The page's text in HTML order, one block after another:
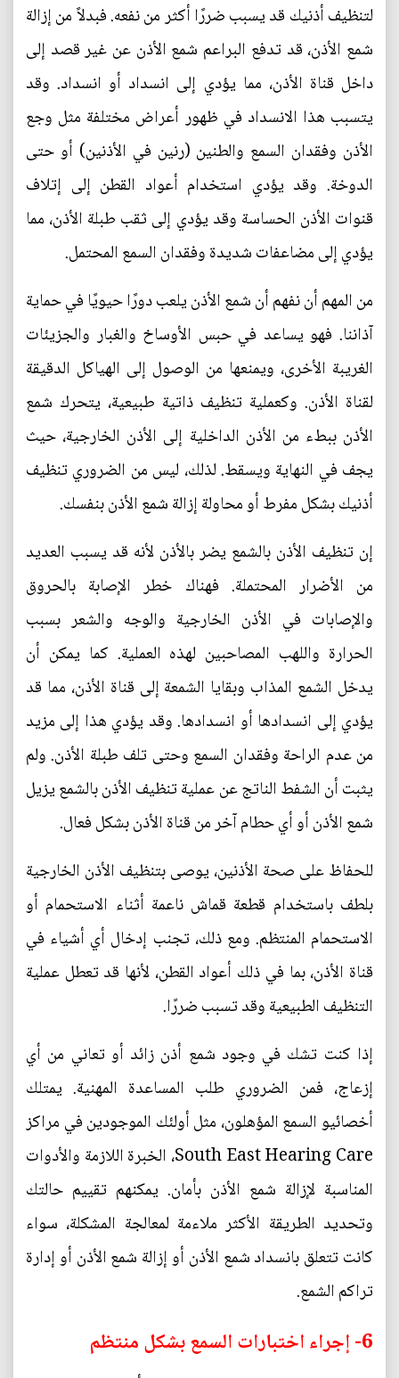
لتنظيف أذنيك قد يسبب ضررًا أكثر من نفعه. فبدلاً من إزالة
شمع الأذن، قد تدفع البراعم شمع الأذن عن غير قصد إلى
داخل قناة الأذن، مما يؤدي إلى انسداد أو انسداد. وقد
يتسبب هذا الانسداد في ظهور أعراض مختلفة مثل وجع
الأذن وفقدان السمع والطنين (رنين في الأذنين) أو حتى
الدوخة. وقد يؤدي استخدام أعواد القطن إلى إتلاف
قنوات الأذن الحساسة وقد يؤدي إلى ثقب طبلة الأذن، مما
يؤدي إلى مضاعفات شديدة وفقدان السمع المحتمل.
من المهم أن نفهم أن شمع الأذن يلعب دورًا حيويًا في حماية
آذاننا. فهو يساعد في حبس الأوساخ والغبار والجزيئات
الغريبة الأخرى، ويمنعها من الوصول إلى الهياكل الدقيقة
لقناة الأذن. وكعملية تنظيف ذاتية طبيعية، يتحرك شمع
الأذن ببطء من الأذن الداخلية إلى الأذن الخارجية، حيث
يجف في النهاية ويسقط. لذلك، ليس من الضروري تنظيف
أذنيك بشكل مفرط أو محاولة إزالة شمع الأذن بنفسك.
إن تنظيف الأذن بالشمع يضر بالأذن لأنه قد يسبب العديد
من الأضرار المحتملة. فهناك خطر الإصابة بالحروق
والإصابات في الأذن الخارجية والوجه والشعر بسبب
الحرارة واللهب المصاحبين لهذه العملية. كما يمكن أن
يدخل الشمع المذاب وبقايا الشمعة إلى قناة الأذن، مما قد
يؤدي إلى انسدادها أو انسدادها. وقد يؤدي هذا إلى مزيد
من عدم الراحة وفقدان السمع وحتى تلف طبلة الأذن. ولم
يثبت أن الشفط الناتج عن عملية تنظيف الأذن بالشمع يزيل
شمع الأذن أو أي حطام آخر من قناة الأذن بشكل فعال.
للحفاظ على صحة الأذنين، يوصى بتنظيف الأذن الخارجية
بلطف باستخدام قطعة قماش ناعمة أثناء الاستحمام أو
الاستحمام المنتظم. ومع ذلك، تجنب إدخال أي أشياء في
قناة الأذن، بما في ذلك أعواد القطن، لأنها قد تعطل عملية
التنظيف الطبيعية وقد تسبب ضررًا.
إذا كنت تشك في وجود شمع أذن زائد أو تعاني من أي
إزعاج، فمن الضروري طلب المساعدة المهنية. يمتلك
أخصائيو السمع المؤهلون، مثل أولئك الموجودين في مراكز
South East Hearing Care، الخبرة اللازمة والأدوات
المناسبة لإزالة شمع الأذن بأمان. يمكنهم تقييم حالتك
وتحديد الطريقة الأكثر ملاءمة لمعالجة المشكلة، سواء
كانت تتعلق بانسداد شمع الأذن أو إزالة شمع الأذن أو إدارة
تراكم الشمع.
6- إجراء اختبارات السمع بشكل منتظم